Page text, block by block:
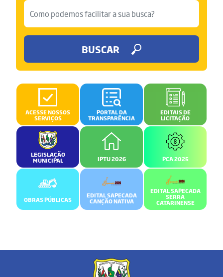
BUSCAR
ACESSE NOSSOS
SERVIÇOS
PORTAL DA
TRANSPARÊNCIA
EDITAIS DE
LICITAÇÃO
LEGISLAÇÃO
MUNICIPAL IPTU 2026 PCA 2025
OBRAS PÚBLICAS
EDITAL SAPECADA
CANÇÃO NATIVA
EDITAL SAPECADA
SERRA
CATARINENSE